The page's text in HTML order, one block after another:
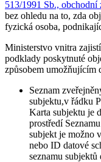
513/1991 Sb., obchodní
bez ohledu na to, zda
fyzická osoba,
Ministerstvo vnitra
podklady poskytnuté
způsobem umožňujícím
Seznam
subjektu,v řádku
Karta subjektu je
prostředí
subjekt je možno
nebo ID datové
seznamu subjektů